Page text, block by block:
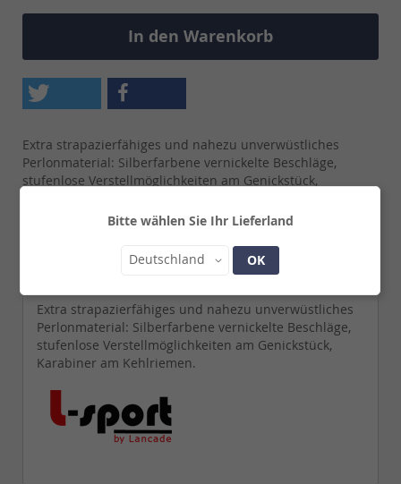
Bitte wählen Sie Ihr Lieferland
Land
Deutschland OK
In den Warenkorb
Extra strapazierfähiges und nahezu unverwüstliches
Perlonmaterial: Silberfarbene vernickelte Beschläge,
stufenlose Verstellmöglichkeiten am Genickstück,
Extra strapazierfähiges und nahezu unverwüstliches
Perlonmaterial: Silberfarbene vernickelte Beschläge,
stufenlose Verstellmöglichkeiten am Genickstück,
Karabiner am Kehlriemen.